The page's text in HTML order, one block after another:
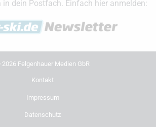
in dein Postfach. Einfach hier anmelden:
2026 Felgenhauer Medien GbR
Kontakt
Impressum
Datenschutz